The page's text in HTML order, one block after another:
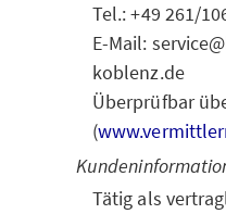
Tel.: +49 261/
E-Mail:
koblenz.de
Überprüfbar
(
Tätig als